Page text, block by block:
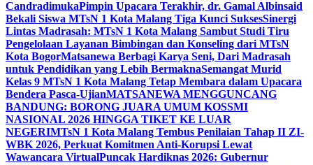
CandradimukaPimpin Upacara Terakhir, dr. Gamal Albinsaid
Bekali Siswa MTsN 1 Kota Malang Tiga Kunci SuksesSinergi
Lintas Madrasah: MTsN 1 Kota Malang Sambut Studi Tiru
Pengelolaan Layanan Bimbingan dan Konseling dari MTsN
Kota BogorMatsanewa Berbagi Karya Seni, Dari Madrasah
untuk Pendidikan yang Lebih BermaknaSemangat Murid
Kelas 9 MTsN 1 Kota Malang Tetap Membara dalam Upacara
Bendera Pasca-UjianMATSANEWA MENGGUNCANG
BANDUNG: BORONG JUARA UMUM KOSSMI
NASIONAL 2026 HINGGA TIKET KE LUAR
NEGERIMTsN 1 Kota Malang Tembus Penilaian Tahap II ZI-
WBK 2026, Perkuat Komitmen Anti-Korupsi Lewat
Wawancara VirtualPuncak Hardiknas 2026: Gubernur